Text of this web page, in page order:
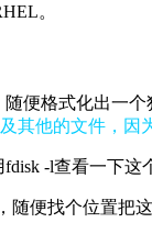
。
便格式化出一
及其他的文件，因
-l查看一下
随便找个位置把